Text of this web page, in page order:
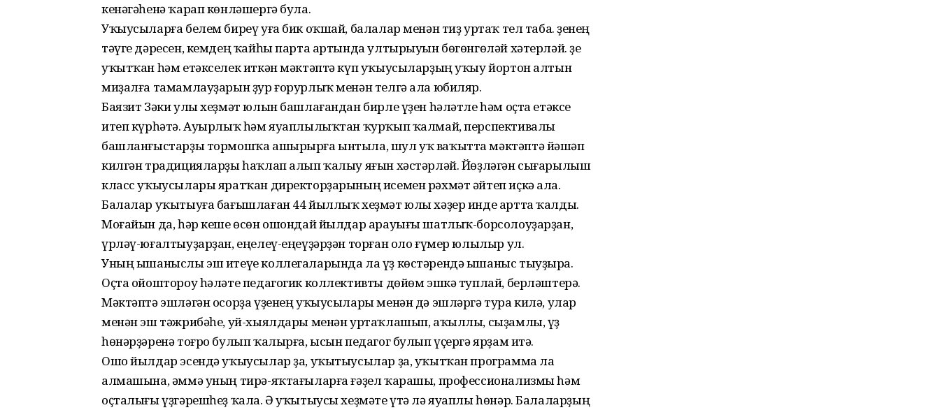
кенәгәһенә ҡарап көнләшергә була.
Уҡыусыларға белем биреү уға бик оҡшай, балалар менән тиҙ уртаҡ тел таба. Үҙенең
тәүге дәресен, кемдең ҡайһы парта артында ултырыуын бөгөнгөләй хәтерләй. Үҙе
уҡытҡан һәм етәкселек иткән мәктәптә күп уҡыусыларҙың уҡыу йортон алтын
миҙалға тамамлауҙарын ҙур ғорурлыҡ менән телгә ала юбиляр.
Баязит Зәки улы хеҙмәт юлын башлағандан бирле үҙен һәләтле һәм оҫта етәксе
итеп күрһәтә. Ауырлыҡ һәм яуаплылыҡтан ҡурҡып ҡалмай, перспективалы
башланғыстарҙы тормошҡа ашырырға ынтыла, шул уҡ ваҡытта мәктәптә йәшәп
килгән традицияларҙы һаҡлап алып ҡалыу яғын хәстәрләй. Йөҙләгән сығарылыш
класс уҡыусылары яратҡан директорҙарының исемен рәхмәт әйтеп иҫкә ала.
Балалар уҡытыуға бағышлаған 44 йыллыҡ хеҙмәт юлы хәҙер инде артта ҡалды.
Моғайын да, һәр кеше өсөн ошондай йылдар арауығы шатлыҡ-борсолоуҙарҙан,
үрләү-юғалтыуҙарҙан, еңелеү-еңеүҙәрҙән торған оло ғүмер юлылыр ул.
Уның ышаныслы эш итеүе коллегаларында ла үҙ көстәрендә ышаныс тыуҙыра.
Оҫта ойоштороу һәләте педагогик коллективты дөйөм эшкә туплай, берләштерә.
Мәктәптә эшләгән осорҙа үҙенең уҡыусылары менән дә эшләргә тура килә, улар
менән эш тәжрибәһе, уй-хыялдары менән уртаҡлашып, аҡыллы, сыҙамлы, үҙ
һөнәрҙәренә тоғро булып ҡалырға, ысын педагог булып үҫергә ярҙам итә.
Ошо йылдар эсендә уҡыусылар ҙа, уҡытыусылар ҙа, уҡытҡан программа ла
алмашына, әммә уның тирә-яҡтағыларға ғәҙел ҡарашы, профессионализмы һәм
оҫталығы үҙгәрешһеҙ ҡала. Ә уҡытыусы хеҙмәте үтә лә яуаплы һөнәр. Балаларҙың